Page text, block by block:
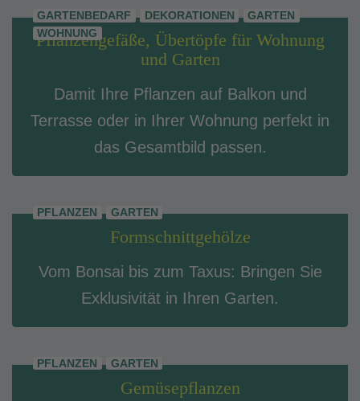
GARTENBEDARF DEKORATIONEN
GARTEN
WOHNUNG
Pflanzengefäße, Übertöpfe für Wohnung
und Garten
Damit Ihre Pflanzen auf Balkon und
Terrasse oder in Ihrer Wohnung perfekt in
das Gesamtbild passen.
PFLANZEN GARTEN
Formschnittgehölze
Vom Bonsai bis zum Taxus: Bringen Sie
Exklusivität in Ihren Garten.
PFLANZEN GARTEN
Gemüsepflanzen